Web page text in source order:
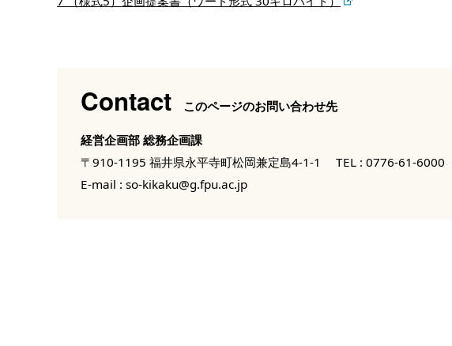
Contact このページのお問い合わせ先
経営企画部 総務企画課
〒910-1195 福井県永平寺町松岡兼定島4-1-1
TEL : 0776-61-6000
E-mail : so-kikaku@g.fpu.ac.jp